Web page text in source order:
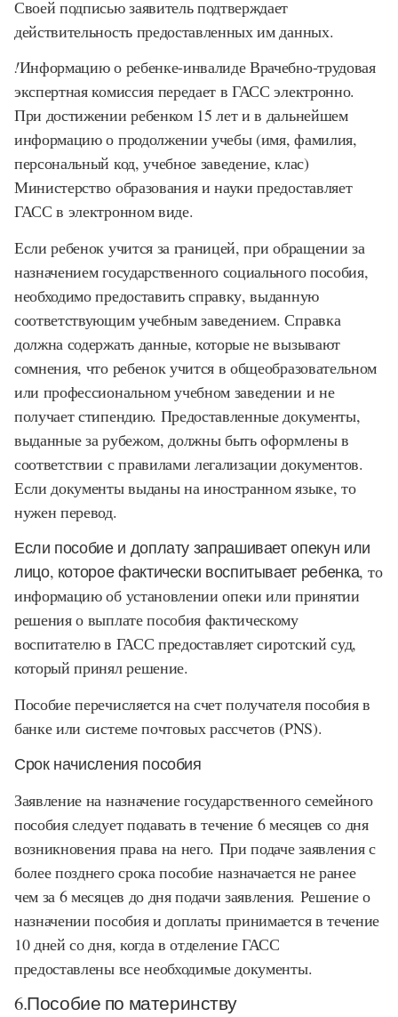
Своей подписью заявитель подтверждает
действительность предоставленных им данных.
!Информацию о ребенке-инвалиде Врачебно-трудовая
экспертная комиссия передает в ГАСС электронно.
При достижении ребенком 15 лет и в дальнейшем
информацию о продолжении учебы (имя, фамилия,
персональный код, учебное заведение, клас)
Министерство образования и науки предоставляет
ГАСС в электронном виде.
Если ребенок учится за границей, при обращении за
назначением государственного социального пособия,
необходимо предоставить справку, выданную
соответствующим учебным заведением. Справка
должна содержать данные, которые не вызывают
сомнения, что ребенок учится в общеобразовательном
или профессиональном учебном заведении и не
получает стипендию. Предоставленные документы,
выданные за рубежом, должны быть оформлены в
соответствии с правилами легализации документов.
Если документы выданы на иностранном языке, то
нужен перевод.
Если пособие и доплату запрашивает опекун или
лицо, которое фактически воспитывает ребенка, то
информацию об установлении опеки или принятии
решения о выплате пособия фактическому
воспитателю в ГАСС предоставляет сиротский суд,
который принял решение.
Пособие перечисляется на счет получателя пособия в
банке или системе почтовых рассчетов (PNS).
Срок начисления пособия
Заявление на назначение государственного семейного
пособия следует подавать в течение 6 месяцев со дня
возникновения права на него. При подаче заявления с
более позднего срока пособие назначается не ранее
чем за 6 месяцев до дня подачи заявления. Решение о
назначении пособия и доплаты принимается в течение
10 дней со дня, когда в отделение ГАСС
предоставлены все необходимые документы.
6.Пособие по материнству